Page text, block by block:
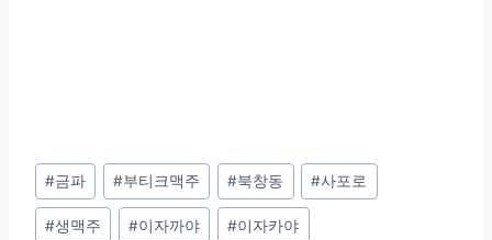
Post
Tags:
#금파 #부티크맥주 #북창동 #사포로
#생맥주 #이자까야 #이자카야